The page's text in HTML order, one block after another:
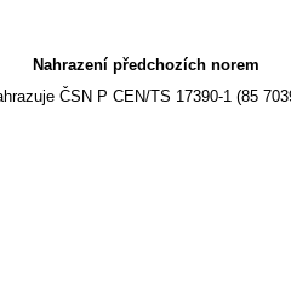
Nahrazení předchozích norem
ČSN P CEN/TS 17390-1 (85